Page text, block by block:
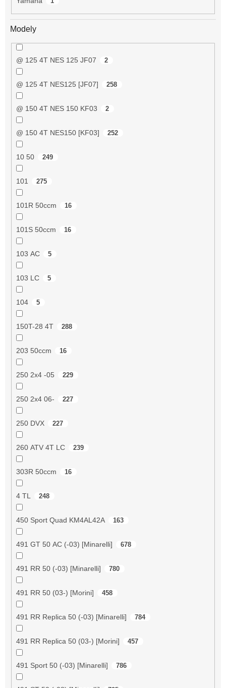
Modely
@ 125 4T NES 125 JF07 2
@ 125 4T NES125 [JF07] 258
@ 150 4T NES 150 KF03 2
@ 150 4T NES150 [KF03] 252
10 50 249
101 275
101R 50ccm 16
101S 50ccm 16
103 AC 5
103 LC 5
104 5
150T-28 4T 288
203 50ccm 16
250 2x4 -05 229
250 2x4 06- 227
250 DVX 227
260 ATV 4T LC 239
303R 50ccm 16
4 TL 248
450 Sport Quad KM4AL42A 163
491 GT 50 AC (-03) [Minarelli] 678
491 RR 50 (-03) [Minarelli] 780
491 RR 50 (03-) [Morini] 458
491 RR Replica 50 (-03) [Minarelli] 784
491 RR Replica 50 (03-) [Morini] 457
491 Sport 50 (-03) [Minarelli] 786